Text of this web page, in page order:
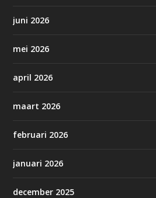
juni 2026
mei 2026
april 2026
maart 2026
februari 2026
januari 2026
december 2025